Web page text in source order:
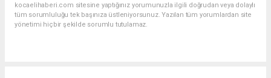
kocaelihaberi.com sitesine yaptığınız yorumunuzla ilgili doğrudan veya dolaylı
tüm sorumluluğu tek başınıza üstleniyorsunuz. Yazılan tüm yorumlardan site
yönetimi hiçbir şekilde sorumlu tutulamaz.